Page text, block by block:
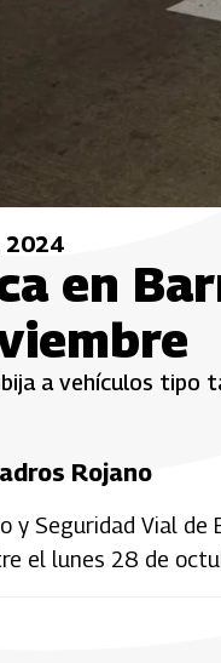
2024
en
a vehículos tipo
Rojano
y Seguridad Vial
el lunes 28 de